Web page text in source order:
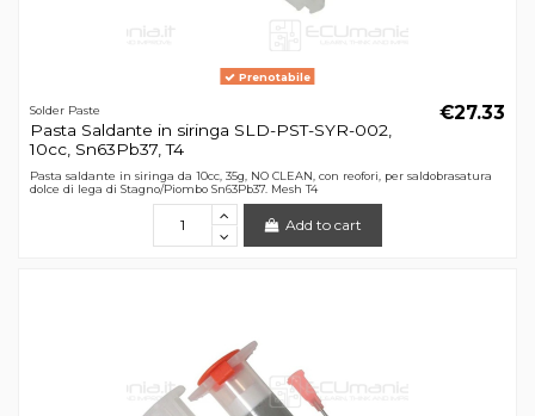
Prenotabile
Solder Paste
Pasta Saldante in siringa SLD-PST-SYR-002,
10cc, Sn63Pb37, T4
€27.33
Pasta saldante in siringa da 10cc, 35g, NO CLEAN, con reofori, per saldobrasatura
dolce di lega di Stagno/Piombo Sn63Pb37. Mesh T4
Add to cart